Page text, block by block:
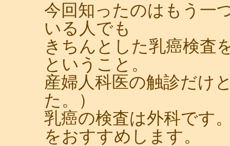
今回知ったのはもう一
いる人でも
きちんとした乳癌検査
ということ。
産婦人科医の触診だけ
た。）
乳癌の検査は外科です
をおすすめします。